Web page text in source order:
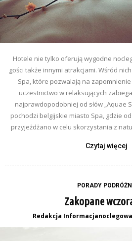
Hotele nie tylko oferują wygodne
gości także innymi atrakcjami. Wśród
Spa, które pozwalają na
uczestnictwo w relaksujących
najprawdopodobniej od słów „Aquae
pochodzi belgijskie miasto Spa, gdzie
przyjeżdżano w celu skorzystania z
Czytaj więcej
PORADY
Zakopane
Redakcja